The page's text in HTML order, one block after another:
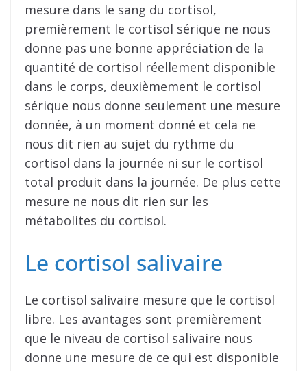
mesure dans le sang du cortisol,
premièrement le cortisol sérique ne nous
donne pas une bonne appréciation de la
quantité de cortisol réellement disponible
dans le corps, deuxièmement le cortisol
sérique nous donne seulement une mesure
donnée, à un moment donné et cela ne
nous dit rien au sujet du rythme du
cortisol dans la journée ni sur le cortisol
total produit dans la journée. De plus cette
mesure ne nous dit rien sur les
métabolites du cortisol.
Le cortisol salivaire
Le cortisol salivaire mesure que le cortisol
libre. Les avantages sont premièrement
que le niveau de cortisol salivaire nous
donne une mesure de ce qui est disponible